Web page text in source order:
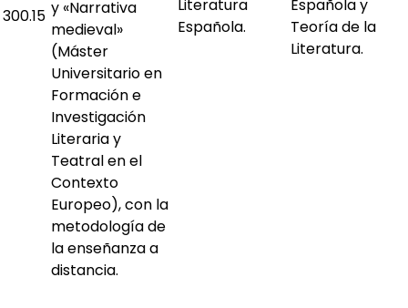
300.15 y «Narrativa
medieval»
(Máster
Universitario en
Formación e
Investigación
Literaria y
Teatral en el
Contexto
Europeo), con la
metodología de
la enseñanza a
distancia.
Literatura
Española.
Española y
Teoría de la
Literatura.